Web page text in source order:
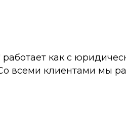
как с
всеми клиентами мы